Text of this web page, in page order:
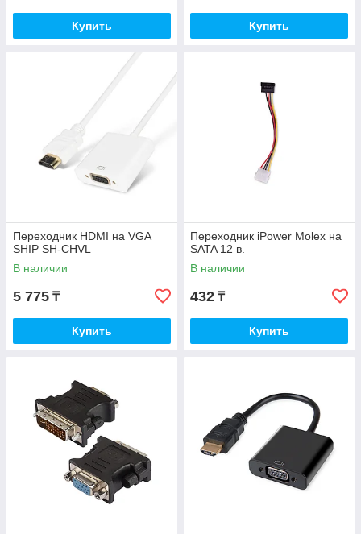
Купить Купить
Переходник HDMI на VGA
SHIP SH-CHVL
В наличии
5 775 ₸
Купить
Переходник iPower Molex на
SATA 12 в.
В наличии
432 ₸
Купить